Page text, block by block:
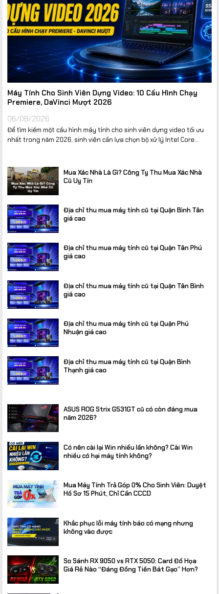
Máy Tính Cho Sinh Viên Dựng Video: 10 Cấu Hình Chạy
Premiere, DaVinci Mượt 2026
06/08/2026
Để tìm kiếm một cấu hình máy tính cho sinh viên dựng video tối ưu
nhất trong năm 2026, sinh viên cần lựa chọn bộ xử lý Intel Core...
Mua Xác Nhà Là Gì? Công Ty Thu Mua Xác Nhà
Cũ Uy Tín
Địa chỉ thu mua máy tính cũ tại Quận Bình Tân
giá cao
Địa chỉ thu mua máy tính cũ tại Quận Tân Phú
giá cao
Địa chỉ thu mua máy tính cũ tại Quận Tân Bình
giá cao
Địa chỉ thu mua máy tính cũ tại Quận Phú
Nhuận giá cao
Địa chỉ thu mua máy tính cũ tại Quận Bình
Thạnh giá cao
ASUS ROG Strix G531GT cũ có còn đáng mua
năm 2026?
Có nên cài lại Win nhiều lần không? Cài Win
nhiều có hại máy tính không?
Mua Máy Tính Trả Góp 0% Cho Sinh Viên: Duyệt
Hồ Sơ 15 Phút, Chỉ Cần CCCD
Khắc phục lỗi máy tính báo có mạng nhưng
không vào được
So Sánh RX 9050 vs RTX 5050: Card Đồ Họa
Giá Rẻ Nào “Đáng Đồng Tiền Bát Gạo” Hơn?